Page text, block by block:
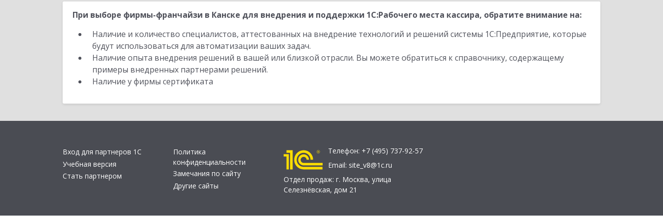
При выборе фирмы-франчайзи в Канске для внедрения и поддержки 1С:Рабочего места кассира, обратите внимание на:
Наличие и количество специалистов, аттестованных на внедрение технологий и решений системы 1С:Предприятие, которые
будут использоваться для автоматизации ваших задач.
Наличие опыта внедрения решений в вашей или близкой отрасли. Вы можете обратиться к справочнику, содержащему
примеры внедренных партнерами решений.
Наличие у фирмы сертификата
Вход для партнеров 1С
Учебная версия
Стать партнером
Политика
конфиденциальности
Замечания по сайту
Другие сайты
Телефон: +7 (495) 737-92-57
Email: site_v8@1c.ru
Отдел продаж: г. Москва, улица
Селезнёвская, дом 21